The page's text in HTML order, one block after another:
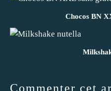
Chocos BN
Commenter cet